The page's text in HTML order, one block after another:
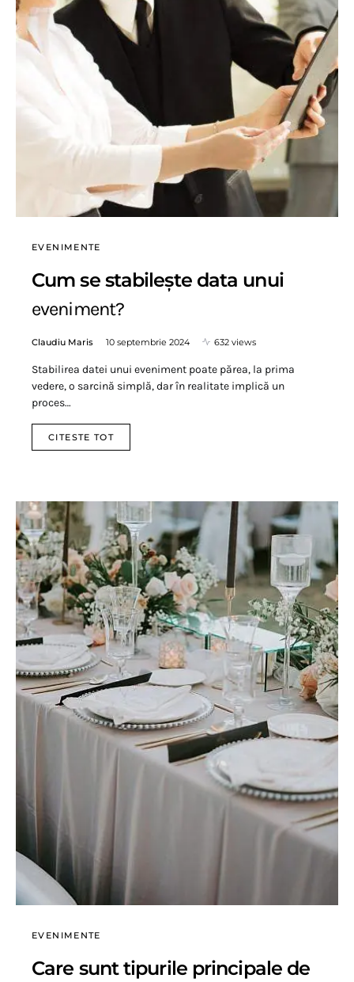
EVENIMENTE
Cum se stabilește data unui
eveniment?
Claudiu Maris 10 septembrie 2024 632 views
Stabilirea datei unui eveniment poate părea, la prima
vedere, o sarcină simplă, dar în realitate implică un
proces…
CITESTE TOT
EVENIMENTE
Care sunt tipurile principale de